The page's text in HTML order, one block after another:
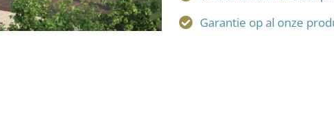
Garantie op al onze